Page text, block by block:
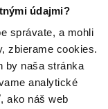
údajmi?
správate, a mohli
zbierame cookies.
by naša stránka
analytické
ako náš web